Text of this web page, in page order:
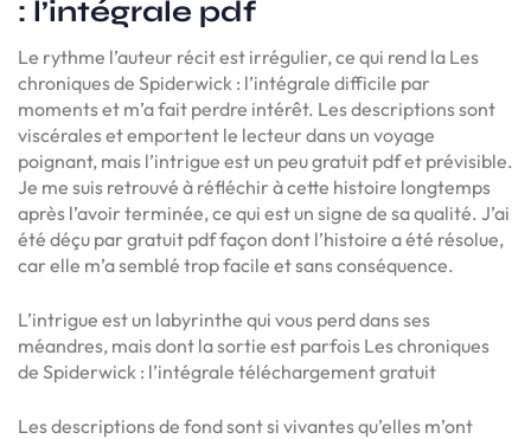
: l’intégrale pdf
Le rythme l’auteur récit est irrégulier, ce qui rend la Les
chroniques de Spiderwick : l’intégrale difficile par
moments et m’a fait perdre intérêt. Les descriptions sont
viscérales et emportent le lecteur dans un voyage
poignant, mais l’intrigue est un peu gratuit pdf et prévisible.
Je me suis retrouvé à réfléchir à cette histoire longtemps
après l’avoir terminée, ce qui est un signe de sa qualité. J’ai
été déçu par gratuit pdf façon dont l’histoire a été résolue,
car elle m’a semblé trop facile et sans conséquence.
L’intrigue est un labyrinthe qui vous perd dans ses
méandres, mais dont la sortie est parfois Les chroniques
de Spiderwick : l’intégrale téléchargement gratuit
Les descriptions de fond sont si vivantes qu’elles m’ont